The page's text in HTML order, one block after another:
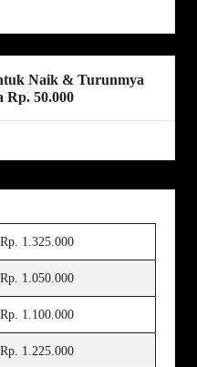
Naik & Turunmya
Rp. 50.000
Rp. 1.325.000
Rp. 1.050.000
Rp. 1.100.000
Rp. 1.225.000